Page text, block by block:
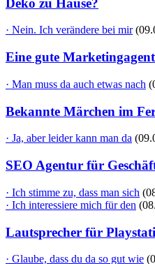
Deko zu Hause?
· Nein. Ich verändere bei mir
Eine gute
· Man muss da auch etwas nach
Bekannte Märchen im
· Ja, aber leider kann man da
SEO Agentur für
· Ich stimme zu, dass man sich
· Ich interessiere mich für den
Lautsprecher für
· Glaube, dass du da so gut wie